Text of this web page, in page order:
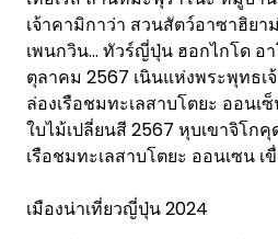
เจ้าคามิกาว่า สวนสัตว์อาซาฮิย
เพนกวิน… ทัวร์ญี่ปุ่น ฮอกไกโด อ
ตุลาคม 2567 เนินแห่งพระพุทธเ
ล่องเรือชมทะเลสาบโตยะ ออน
ใบไม้เปลี่ยนสี 2567 หุบเขาจิโกคุ
เรือชมทะเลสาบโตยะ ออนเซน เ
เมืองน่าเที่ยวญี่ปุ่น 2024